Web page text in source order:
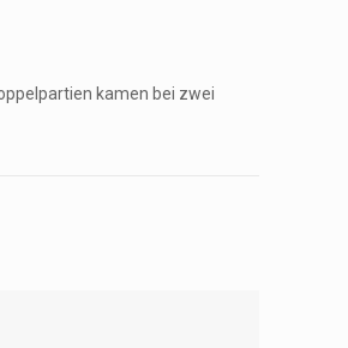
kamen bei zwei